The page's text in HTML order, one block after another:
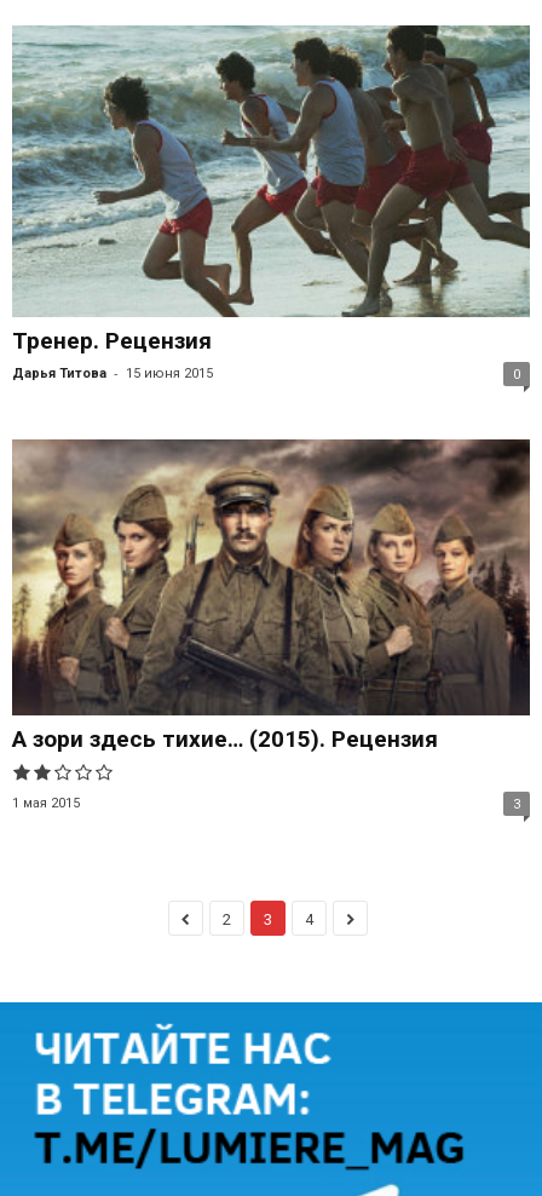
Тренер. Рецензия
Дарья Титова - 15 июня 2015 0
А зори здесь тихие… (2015). Рецензия
1 мая 2015 3
2 3 4